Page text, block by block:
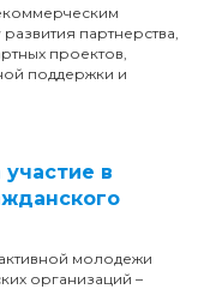
партнерства,
проектов,
поддержки и
в
молодежи
организаций –